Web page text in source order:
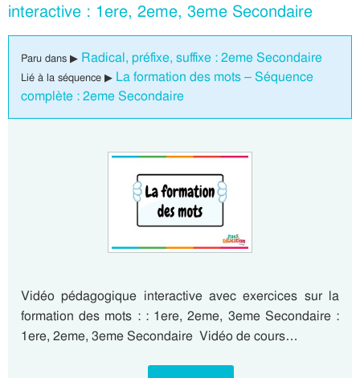
interactive : 1ere, 2eme, 3eme Secondaire
Paru dans ▶ Radical, préfixe, suffixe : 2eme Secondaire
Lié à la séquence ▶ La formation des mots – Séquence
complète : 2eme Secondaire
Vidéo pédagogique interactive avec exercices sur la
formation des mots : : 1ere, 2eme, 3eme Secondaire :
1ere, 2eme, 3eme Secondaire Vidéo de cours…